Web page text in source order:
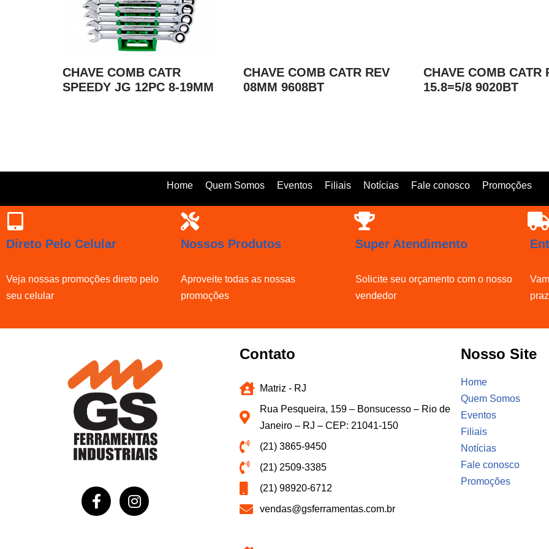
CHAVE COMB CATR
SPEEDY JG 12PC 8-19MM
CHAVE COMB CATR REV
08MM 9608BT
CHAVE COMB CATR
15.8=5/8 9020BT
Home Quem Somos Eventos Filiais Notícias Fale conosco Promoções
Direto Pelo Celular
Veja nossas promoções direto pelo
seu celular
Nossos Produtos
Aproveite todas as nossas
promoções
Super Atendimento
Solicite seu orçamento com o nosso
vendedor
Contato
Matriz - RJ
Rua Pesqueira, 159 – Bonsucesso – Rio de
Janeiro – RJ – CEP: 21041-150
(21) 3865-9450
(21) 2509-3385
(21) 98920-6712
vendas@gsferramentas.com.br
Nosso Site
Home
Quem Somos
Eventos
Filiais
Notícias
Fale conosco
Promoções